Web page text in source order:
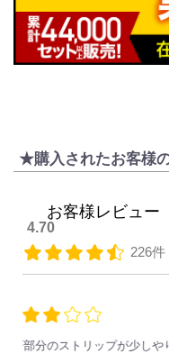
★購入されたお客様
お客様レビュー
4.70
226件
電工2種技能試験のため